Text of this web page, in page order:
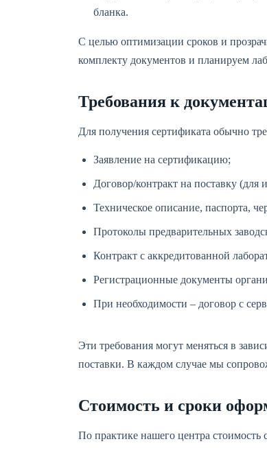
бланка.
С целью оптимизации сроков и
комплекту документов и планируем
Требования к
Для получения сертификата обычно
Заявление на сертификацию;
Договор/контракт на поставку (для
Техническое описание, паспорта,
Протоколы предварительных
Контракт с аккредитованной
Регистрационные документы
При необходимости – договор с
Эти требования могут меняться в
поставки. В каждом случае мы
Стоимость и сроки
По практике нашего центра стоимость